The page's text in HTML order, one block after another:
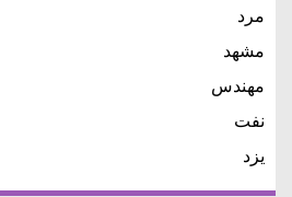
مرد
مشهد
مهندس
نفت
یزد